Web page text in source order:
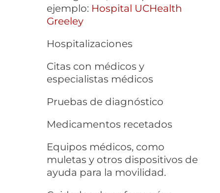
ejemplo: Hospital UCHealth
Greeley
Hospitalizaciones
Citas con médicos y
especialistas médicos
Pruebas de diagnóstico
Medicamentos recetados
Equipos médicos, como
muletas y otros dispositivos de
ayuda para la movilidad.